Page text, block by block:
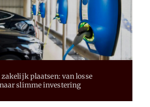
zakelijk plaatsen: van losse
slimme investering